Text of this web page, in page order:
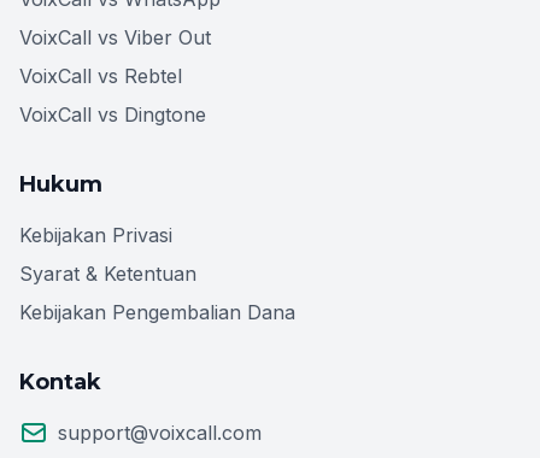
VoixCall vs Viber Out
VoixCall vs Rebtel
VoixCall vs Dingtone
Hukum
Kebijakan Privasi
Syarat & Ketentuan
Kebijakan Pengembalian Dana
Kontak
support@voixcall.com